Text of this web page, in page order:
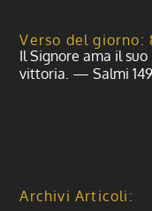
Verso del giorno:
Il Signore ama il
vittoria. — Salmi
Archivi Articoli: